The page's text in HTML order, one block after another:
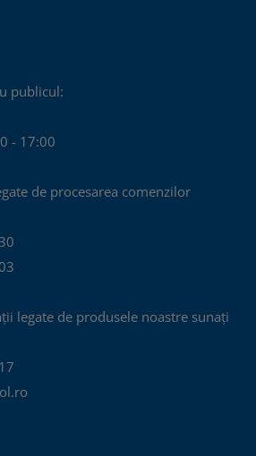
publicul:
- 17:00
de procesarea comenzilor
legate de produsele noastre sunați